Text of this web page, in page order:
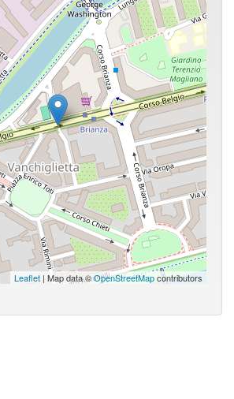
Leaflet | Map data ©OpenStreetMapcontributors